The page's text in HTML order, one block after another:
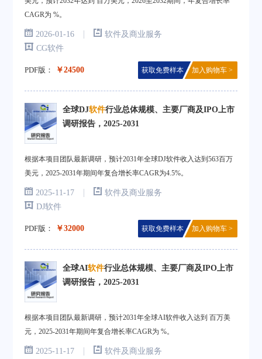
CAGR为 %。
2026-01-16 |
软件及商业服务
CG软件
PDF版： ￥24500 获取免费样本 加入购物车 >
全球DJ软件行业总体规模、主要厂商及IPO上市
调研报告，2025-2031
根据本项目团队最新调研，预计2031年全球DJ软件收入达到563百万
美元，2025-2031年期间年复合增长率CAGR为4.5%。
2025-11-17 |
软件及商业服务
DJ软件
PDF版： ￥32000 获取免费样本 加入购物车 >
全球AI软件行业总体规模、主要厂商及IPO上市
调研报告，2025-2031
根据本项目团队最新调研，预计2031年全球AI软件收入达到 百万美
元，2025-2031年期间年复合增长率CAGR为 %。
2025-11-17 |
软件及商业服务